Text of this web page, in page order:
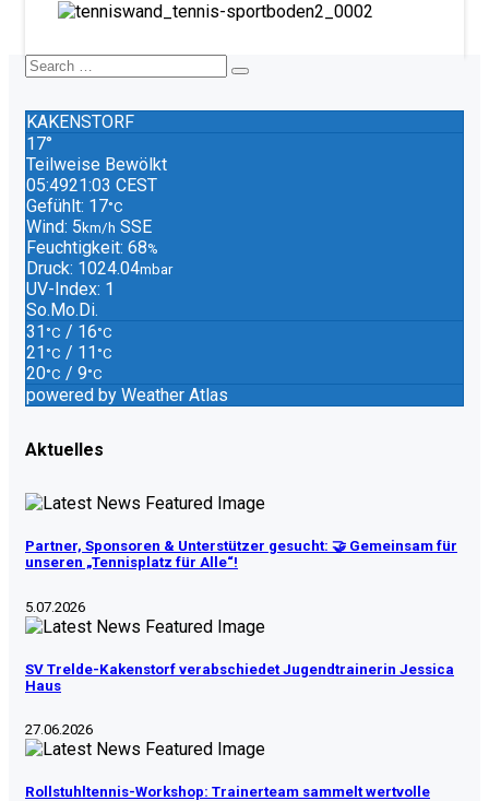
KAKENSTORF
17°
Teilweise Bewölkt
05:4921:03 CEST
Gefühlt: 17°C
Wind: 5 km/h SSE
Feuchtigkeit: 68%
Druck: 1024.04mbar
UV-Index: 1
So. Mo. Di.
31 °C / 16°C
21 °C / 11 °C
20°C / 9°C
powered by Weather Atlas
Aktuelles
​Partner, Sponsoren & Unterstützer gesucht: 🤝 Gemeinsam für
unseren „Tennisplatz für Alle“!
5.07.2026
SV Trelde-Kakenstorf verabschiedet Jugendtrainerin Jessica
Haus
27.06.2026
Rollstuhltennis-Workshop: Trainerteam sammelt wertvolle